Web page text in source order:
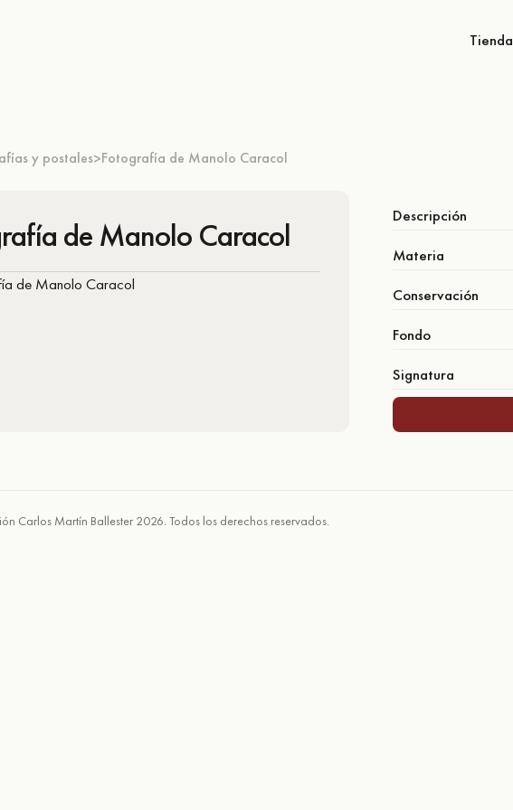
Tienda
y postales>Fotografía de Manolo Caracol
de Manolo Caracol Descripción
Materia
Conservación
Fondo
Signatura
Carlos Martín Ballester 2026. Todos los derechos reservados.